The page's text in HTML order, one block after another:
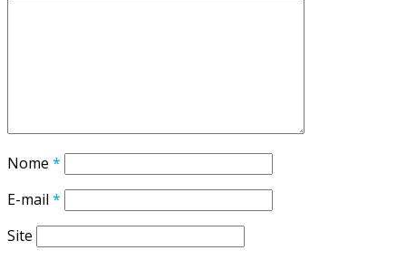
Nome *
E-mail *
Site